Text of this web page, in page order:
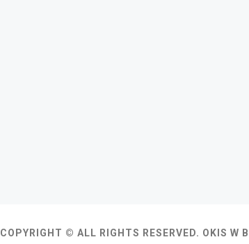
COPYRIGHT © ALL RIGHTS RESERVED. OKIS W